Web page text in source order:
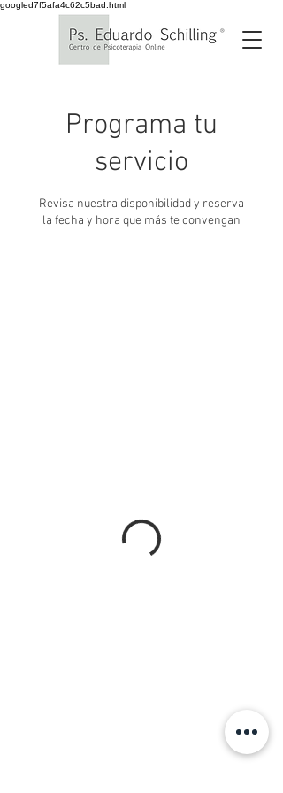
googled7f5afa4c62c5bad.html
Programa tu
servicio
Revisa nuestra disponibilidad y reserva
la fecha y hora que más te convengan